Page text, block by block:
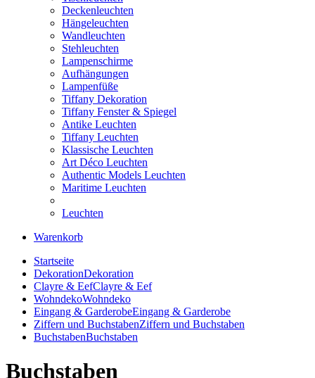
Deckenleuchten
Hängeleuchten
Wandleuchten
Stehleuchten
Lampenschirme
Aufhängungen
Lampenfüße
Tiffany Dekoration
Tiffany Fenster & Spiegel
Antike Leuchten
Tiffany Leuchten
Klassische Leuchten
Art Déco Leuchten
Authentic Models Leuchten
Maritime Leuchten
Leuchten
Warenkorb
Startseite
DekorationDekoration
Clayre & EefClayre & Eef
WohndekoWohndeko
Eingang & GarderobeEingang & Garderobe
Ziffern und BuchstabenZiffern und Buchstaben
BuchstabenBuchstaben
Buchstaben